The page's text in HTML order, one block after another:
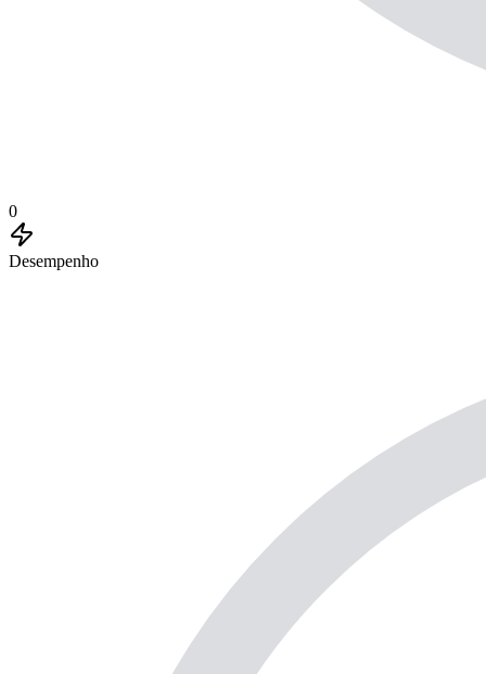
0
Desempenho